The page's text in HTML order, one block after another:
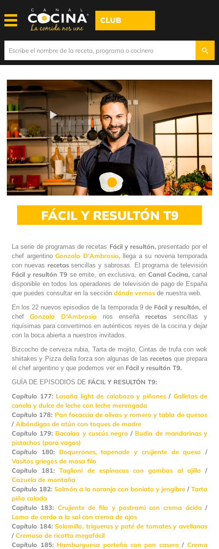
CLUB
Play
Video
FÁCIL Y RESULTÓN T9
La serie de programas de recetas Fácil y resultón, presentado por el
chef argentino Gonzalo D'Ambrosio,llega a su novena temporada
con nuevas recetassencillas y sabrosas. El programa de televisión
Fácil y resultón T9 se emite, en exclusiva, en Canal Cocina, canal
disponible en todos los operadores de televisión de pago de España
que puedes consultar en la sección dónde vernos de nuestra web.
En los 22 nuevos episodios de la temporada 9 de Fácil y resultón,el
chefGonzalo D'Ambrosio nos enseña recetas sencillas y
riquísimas para convertirnos en auténticos reyes de la cocina y dejar
con la boca abierta a nuestros invitados.
Bizcocho de cerveza rubia, Tarta de mojito, Cintas de trufa con wok
shiitakes y Pizza della forza son algunas de las recetas que prepara
el chef argentino y que podemos ver en Fácil y resultón T9.
GUÍA DE EPISODIOS DE FÁCIL Y RESULTÓN T9:
Capítulo 177: Lasaña light de calabaza y piñones/ Galletas de
canela y dulce de leche con leche merengada
Capítulo 178: Pan focaccia de olivas y romero y tabla de quesos
/ Albóndigas de atún con toques de madre
Capítulo 179: Bacalao y cuscús negro / Budin de mandarinas y
pistachos (para vagos)
Capítulo 180: Boquerones, tapenade y crujiente de queso /
Vasitos griegos de masa filo
Capítulo 181:Taglioni de espinacas con gambas al ajillo /
Cazuela de montaña
Capítulo 182: Salmón a la naranja con boniato y jengibre / Tarta
piña colada
Capítulo 183: Crujiente de filo y pastrami con crema ácida /
Lomo de cerdo a la sal con crema de ajos
Capítulo 184:Solomillo, trigueros y paté de tomates y avellanas
/ Cremoso de ricotta megafácil
Capítulo 185: Hamburguesa porteña con pan casero / Crema